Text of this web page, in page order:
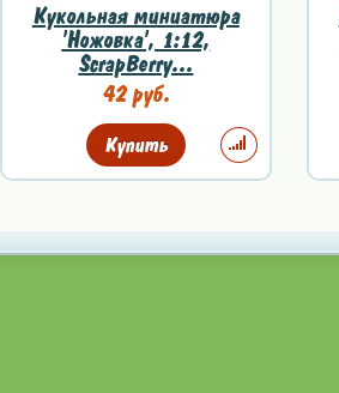
Кукольная миниатюра
'Ножовка', 1:12,
ScrapBerry...
42 руб.
Купить